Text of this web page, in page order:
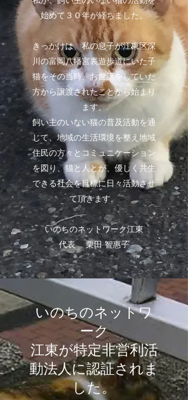
始めて３０年が経ちました。
きっかけは、私の息子が江東区深
川の富岡八幡宮裏遊歩道にいた子
猫をその当時、お世話をしていた
方から譲渡されたことから始まり
ます。
飼い主のいない猫の普及活動を通
じて、地域の生活環境を整え地域
住民の方々とコミュニケーション
を図り、猫と人とが、優しく共生
できる社会を目標に日々活動させ
て頂きます。
​いのちのネットワーク江東
代表 栗田 智惠子
いのちのネットワ
ーク
江東が特定非営利活
動法人に認証されま
した。